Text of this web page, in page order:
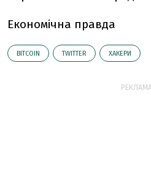
Економічна правда
BITCOIN TWITTER ХАКЕРИ